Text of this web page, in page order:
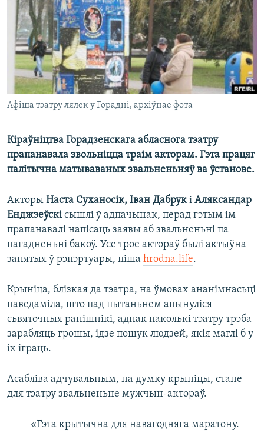
КУЛЬТУРА
КАЛЯНДАР
МОВА
НА ХВАЛЯХ СВАБОДЫ
Афіша тэатру лялек у Горадні, архіўнае фота
Кіраўніцтва Горадзенскага абласнога тэатру
прапанавала звольніцца траім акторам. Гэта працяг
палітычна матываваных звальненьняў ва ўстанове.
Акторы Наста Суханосік, Іван Дабрукі Аляксандар
Енджэеўскісышлі ў адпачынак, перад гэтым ім
прапанавалі напісаць заявы аб звальненьні па
пагадненьні бакоў. Усе трое актораў былі актыўна
занятыя ў рэпэртуары, піша hrodna.life.
Крыніца, блізкая да тэатра, на ўмовах ананімнасьці
паведаміла, што пад пытаньнем апынуліся
сьвяточныя ранішнікі, аднак паколькі тэатру трэба
зарабляць грошы, ідзе пошук людзей, якія маглі б у
іх іграць.
Асабліва адчувальным, на думку крыніцы, стане
для тэатру звальненьне мужчын-актораў.
«Гэта крытычна для навагодняга маратону.